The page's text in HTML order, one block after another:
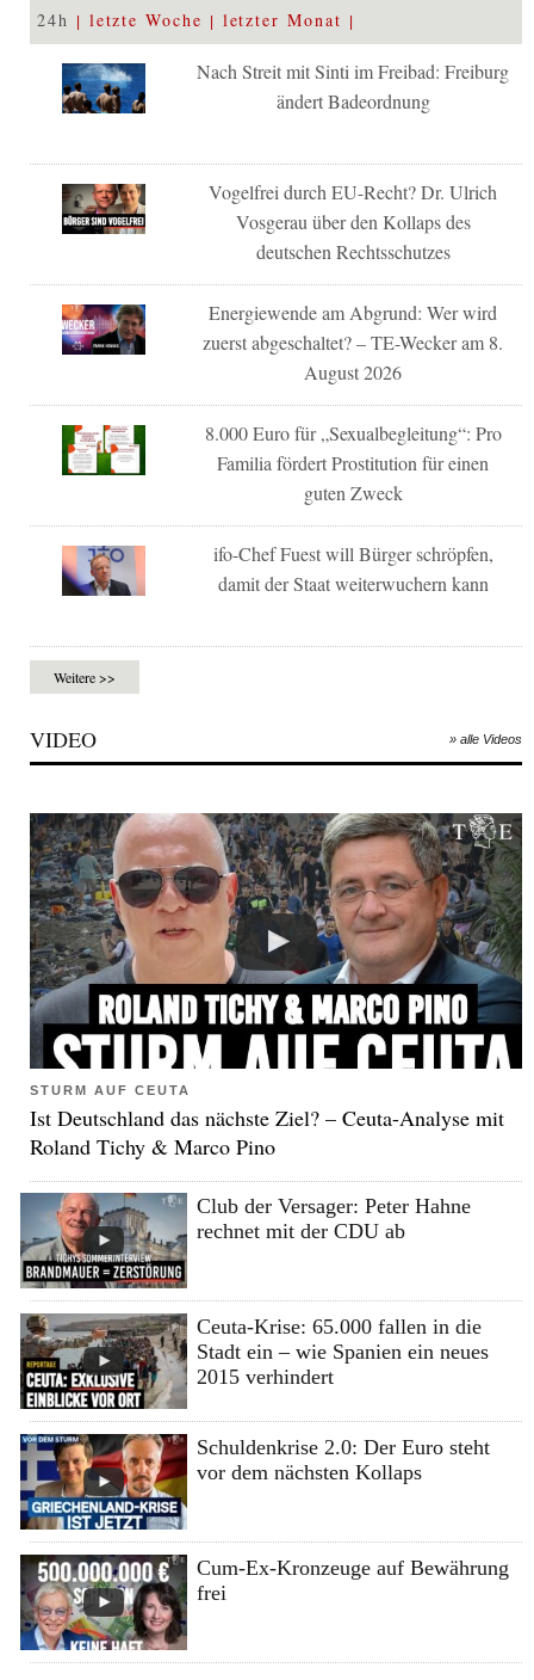
24h letzte Woche letzter Monat
Nach Streit mit Sinti im Freibad: Freiburg
ändert Badeordnung
Vogelfrei durch EU-Recht? Dr. Ulrich
Vosgerau über den Kollaps des
deutschen Rechtsschutzes
Energiewende am Abgrund: Wer wird
zuerst abgeschaltet? – TE-Wecker am 8.
August 2026
8.000 Euro für „Sexualbegleitung“: Pro
Familia fördert Prostitution für einen
guten Zweck
ifo-Chef Fuest will Bürger schröpfen,
damit der Staat weiterwuchern kann
Weitere >>
VIDEO » alle Videos
STURM AUF CEUTA
Ist Deutschland das nächste Ziel? – Ceuta-Analyse mit
Roland Tichy & Marco Pino
Club der Versager: Peter Hahne
rechnet mit der CDU ab
Ceuta-Krise: 65.000 fallen in die
Stadt ein – wie Spanien ein neues
2015 verhindert
Schuldenkrise 2.0: Der Euro steht
vor dem nächsten Kollaps
Cum-Ex-Kronzeuge auf Bewährung
frei